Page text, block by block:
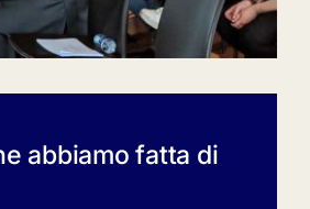
abbiamo fatta di